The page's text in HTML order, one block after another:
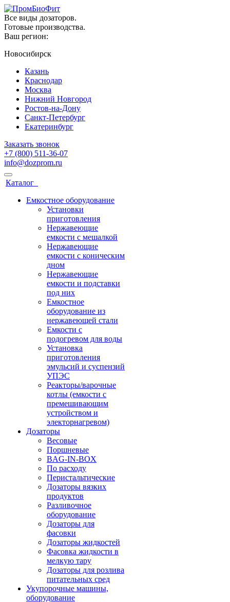
Все виды дозаторов.
Готовые производства.
Ваш регион:
Новосибирск
Казань
Краснодар
Москва
Нижний Новгород
Ростов-на-Дону
Санкт-Петербург
Екатеринбург
Заказать звонок
+7 (800) 511-36-07
info@dozprom.ru
Каталог
Емкостное оборудование
Установки
приготовления
Нержавеющие
емкости с мешалкой
Нержавеющие
емкости с коническим
дном
Нержавеющие
емкости и подставки
под них
Емкостное
оборудование из
нержавеющей стали
Емкости с
подогревом для воды
Установка
приготовления
эмульсий и суспензий
УПЭС
Реакторы/варочные
котлы (емкости с
премешивающим
устройством и
электорнагревом)
Дозаторы
Весовые
Поршневые
BAG-IN-BOX
По расходу
Перистальтические
Дозаторы вязких
продуктов
Разливочное
оборудование
Дозаторы для
фасовки
Дозаторы жидкостей
Фасовка жидкости в
мелкую тару
Дозаторы для розлива
питательных сред
Укупорочные машины,
оборудование